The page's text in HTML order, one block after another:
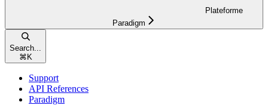
Plateforme
Paradigm
Search...
⌘ K
Support
API References
Paradigm